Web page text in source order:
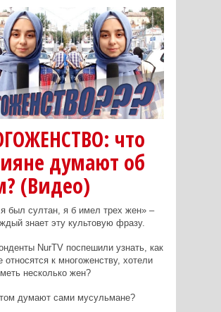
что
думают об
(Видео)
был султан, я б имел трех жен» –
знает эту культовую фразу.
NurTV поспешили узнать, как
относятся к многоженству, хотели
несколько жен?
думают сами мусульмане?